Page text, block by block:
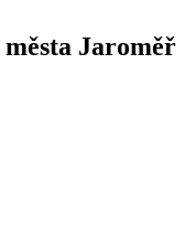
města Jaroměř